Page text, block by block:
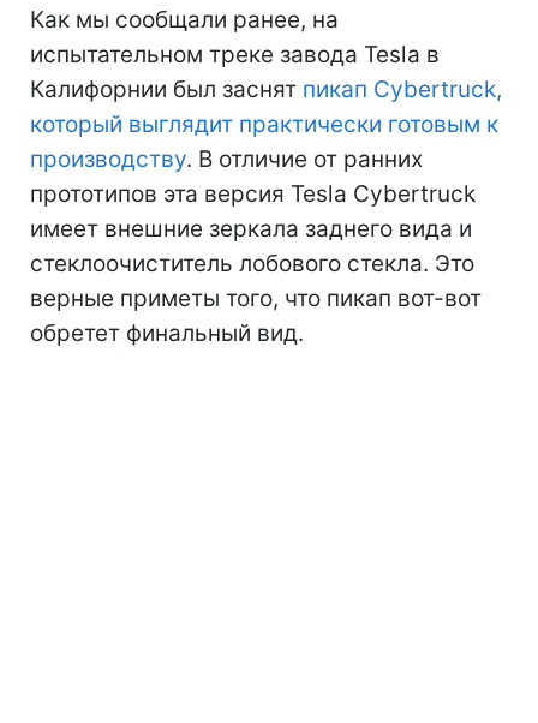
Как мы сообщали ранее, на
испытательном треке завода Tesla в
Калифорнии был заснят пикап Cybertruck,
который выглядит практически готовым к
производству. В отличие от ранних
прототипов эта версия Tesla Cybertruck
имеет внешние зеркала заднего вида и
стеклоочиститель лобового стекла. Это
верные приметы того, что пикап вот-вот
обретет финальный вид.